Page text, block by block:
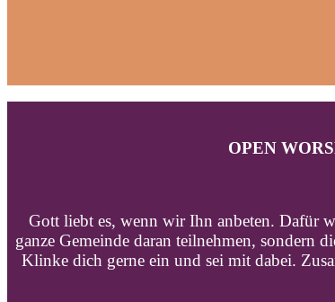
OPEN
Gott liebt es, wenn wir Ihn anbeten. Dafür
ganze Gemeinde daran teilnehmen, sondern
Klinke dich gerne ein und sei mit dabei.